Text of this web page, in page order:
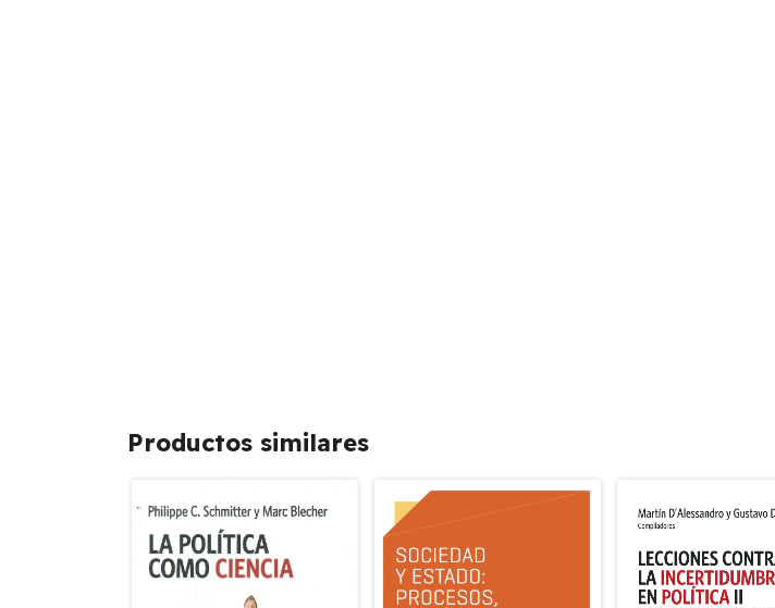
Productos similares